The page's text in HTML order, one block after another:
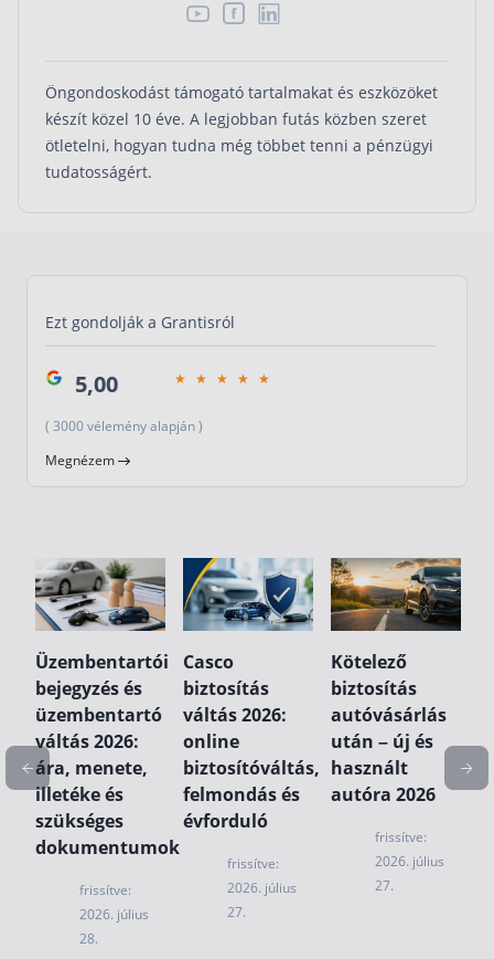
  
Öngondoskodást támogató tartalmakat és eszközöket
készít közel 10 éve. A legjobban futás közben szeret
ötletelni, hogyan tudna még többet tenni a pénzügyi
tudatosságért.
Ezt gondolják a Grantisról
5,00
( 3000 vélemény alapján )
Megnézem
Üzembentartói
bejegyzés és
üzembentartó
váltás 2026:
ára, menete,
illetéke és
szükséges
dokumentumok
frissítve:
2026. július
28.
Casco
biztosítás
váltás 2026:
online
biztosítóváltás,
felmondás és
évforduló
frissítve:
2026. július
27.
Kötelező
biztosítás
autóvásárlás
után – új és
használt
autóra 2026
frissítve:
2026. július
27.